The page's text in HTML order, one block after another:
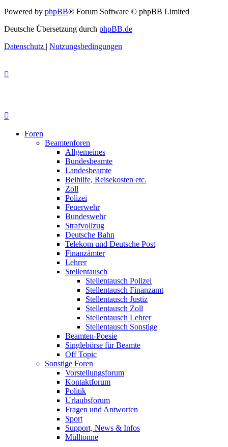
Powered by phpBB® Forum Software © phpBB Limited
Deutsche Übersetzung durch phpBB.de
Datenschutz | Nutzungsbedingungen
Foren
Beamtenforen
Allgemeines
Bundesbeamte
Landesbeamte
Beihilfe, Reisekosten etc.
Zoll
Polizei
Feuerwehr
Bundeswehr
Strafvollzug
Deutsche Bahn
Telekom und Deutsche Post
Finanzämter
Lehrer
Stellentausch
Stellentausch Polizei
Stellentausch Finanzamt
Stellentausch Justiz
Stellentausch Zoll
Stellentausch Lehrer
Stellentausch Sonstige
Beamten-Poesie
Singlebörse für Beamte
Off Topic
Sonstige Foren
Vorstellungsforum
Kontaktforum
Politik
Urlaubsforum
Fragen und Antworten
Sport
Support, News & Infos
Mülltonne